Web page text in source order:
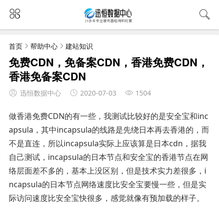
首页 帮助中心 建站知识
免费CDN，免备案CDN，香港免费CDN，
香港免备案CDN
迅恒数据中心 2020-07-03 1504
做香港免费CDN的有一些，我测试比较好的是安全宝和inc
apsula，其中incapsula的线路是先绕日本再去香港的，而
不是直连，所以incapsula实际上应该算是日本cdn，据我
自己测试，incapsula的日本节点和安全宝的香港节点在网
络层面差不多的，基本上没区别，但是技术实力差很多，i
ncapsula的日本节点网络速度比安全宝要慢一些，但是实
际访问速度比安全宝快很多，感觉就像有预加载的样子。